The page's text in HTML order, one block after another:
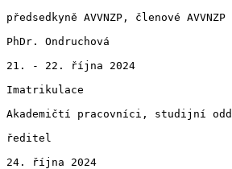
předsedkyně AVVNZP, členové AVVNZP
PhDr. Ondruchová
21. - 22. října 2024
Imatrikulace
Akademičtí pracovníci, studijní
ředitel
24. října 2024